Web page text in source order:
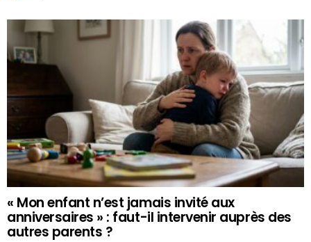
« Mon enfant n’est jamais invité aux
anniversaires » : faut-il intervenir auprès des
autres parents ?